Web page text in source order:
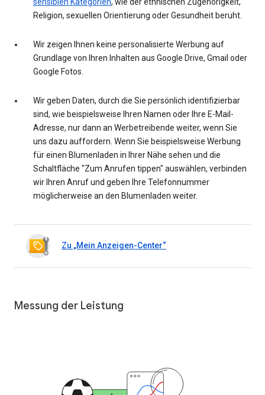
Religion, sexuellen Orientierung oder Gesundheit beruht.
Wir zeigen Ihnen keine personalisierte Werbung auf
Grundlage von Ihren Inhalten aus Google Drive, Gmail oder
Google Fotos.
Wir geben Daten, durch die Sie persönlich identifizierbar
sind, wie beispielsweise Ihren Namen oder Ihre E-Mail-
Adresse, nur dann an Werbetreibende weiter, wenn Sie
uns dazu auffordern. Wenn Sie beispielsweise Werbung
für einen Blumenladen in Ihrer Nähe sehen und die
Schaltfläche "Zum Anrufen tippen" auswählen, verbinden
wir Ihren Anruf und geben Ihre Telefonnummer
möglicherweise an den Blumenladen weiter.
Zu „Mein Anzeigen-Center“
Messung der Leistung